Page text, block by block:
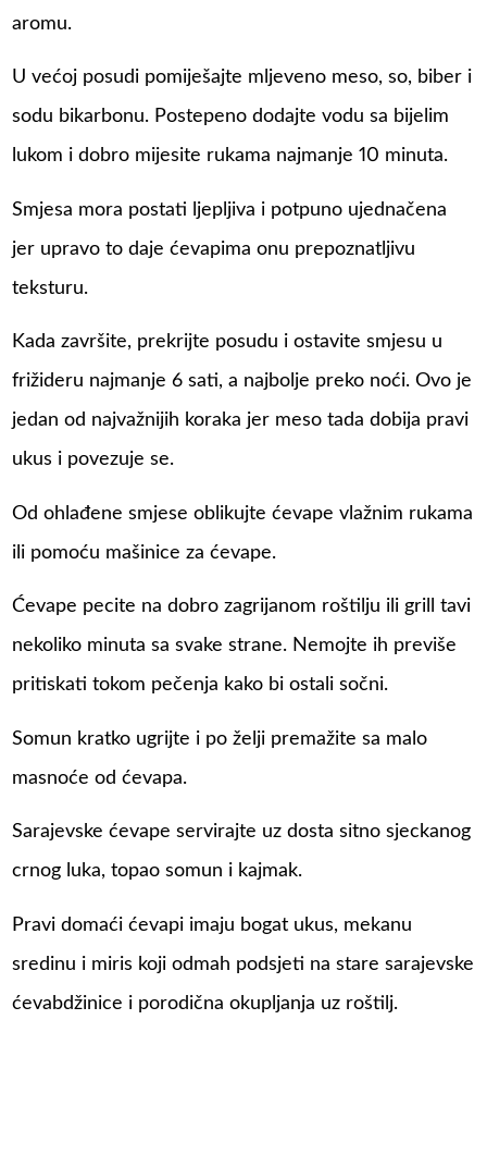
aromu.
U većoj posudi pomiješajte mljeveno meso, so, biber i
sodu bikarbonu. Postepeno dodajte vodu sa bijelim
lukom i dobro mijesite rukama najmanje 10 minuta.
Smjesa mora postati ljepljiva i potpuno ujednačena
jer upravo to daje ćevapima onu prepoznatljivu
teksturu.
Kada završite, prekrijte posudu i ostavite smjesu u
frižideru najmanje 6 sati, a najbolje preko noći. Ovo je
jedan od najvažnijih koraka jer meso tada dobija pravi
ukus i povezuje se.
Od ohlađene smjese oblikujte ćevape vlažnim rukama
ili pomoću mašinice za ćevape.
Ćevape pecite na dobro zagrijanom roštilju ili grill tavi
nekoliko minuta sa svake strane. Nemojte ih previše
pritiskati tokom pečenja kako bi ostali sočni.
Somun kratko ugrijte i po želji premažite sa malo
masnoće od ćevapa.
Sarajevske ćevape servirajte uz dosta sitno sjeckanog
crnog luka, topao somun i kajmak.
Pravi domaći ćevapi imaju bogat ukus, mekanu
sredinu i miris koji odmah podsjeti na stare sarajevske
ćevabdžinice i porodična okupljanja uz roštilj.